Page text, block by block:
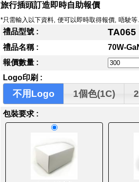
旅行插頭訂造即時自助報價
*只需輸入以下資料, 便可以即時取得報價, 唔駛等.
禮品型號 : TA065
禮品名稱 :
70W-
報價數量 :
Logo印刷 :
不用Logo 1個色(1C)
包裝要求 :